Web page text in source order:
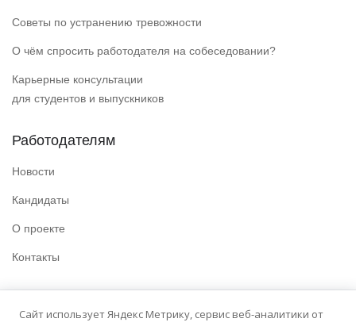
Советы по устранению тревожности
О чём спросить работодателя на собеседовании?
Карьерные консультации
для студентов и выпускников
Работодателям
Новости
Кандидаты
О проекте
Контакты
Сайт использует Яндекс Метрику, сервис веб-аналитики от